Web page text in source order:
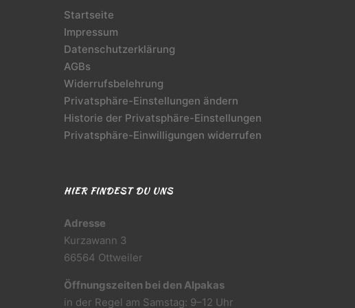
Startseite
Impressum
Datenschutzerklärung
AGBs
Widerrufsbelehrung
Privatsphäre-Einstellungen ändern
Historie der Privatsphäre-Einstellungen
Privatsphäre-Einwilligungen widerrufen
HIER FINDEST DU UNS
Adresse
Kurzawann 3
66564 Ottweiler
Öffnungszeiten bei den Alpakas
in der Regel am Samstag: 9–12 Uhr